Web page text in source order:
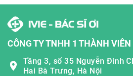
CÔNG TY TNHH 1 THÀNH VIÊN
Tầng 3, số 35 Nguyễn Đình
Hai Bà Trưng, Hà Nội